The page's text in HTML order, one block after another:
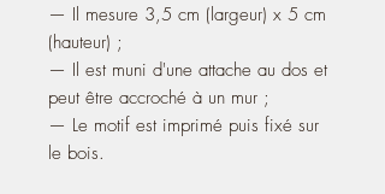
— Il mesure 3,5 cm (largeur) x 5 cm
(hauteur) ;
— Il est muni d'une attache au dos et
peut être accroché à un mur ;
— Le motif est imprimé puis fixé sur
le bois.